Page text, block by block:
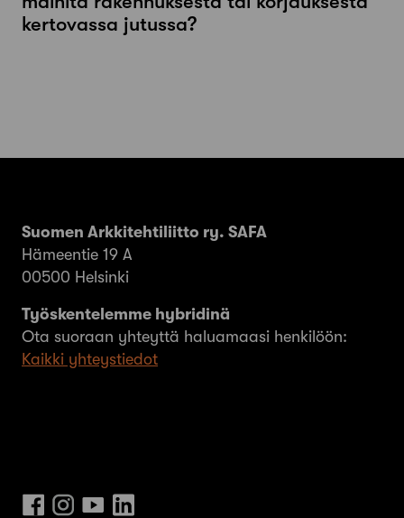
kertovassa jutussa?
Suomen Arkkitehtiliitto ry. SAFA
Hämeentie 19 A
00500 Helsinki
Työskentelemme hybridinä
Ota suoraan yhteyttä haluamaasi henkilöön:
Kaikki yhteystiedot